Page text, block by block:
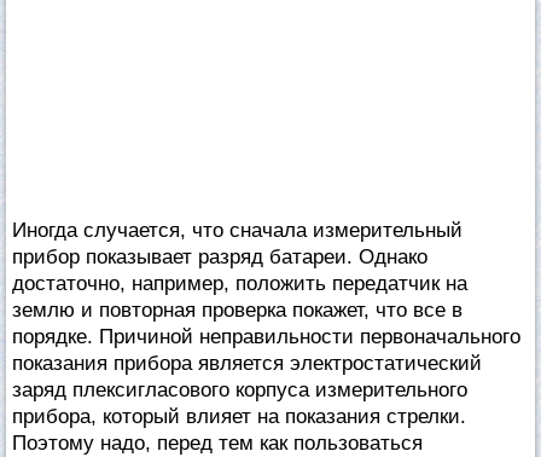
Иногда случается, что сначала измерительный
прибор показывает разряд батареи. Однако
достаточно, например, положить передатчик на
землю и повторная проверка покажет, что все в
порядке. Причиной неправильности первоначального
показания прибора является электростатический
заряд плексигласового корпуса измерительного
прибора, который влияет на показания стрелки.
Поэтому надо, перед тем как пользоваться